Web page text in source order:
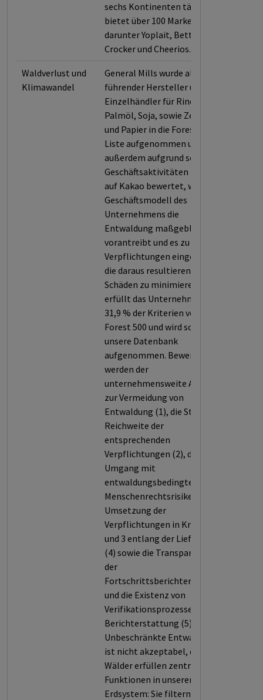
sechs Kontinenten tätig und
bietet über 100 Marken an,
darunter Yoplait, Betty
Crocker und Cheerios.
Waldverlust und
Klimawandel
General Mills wurde als
führender Hersteller und
Einzelhändler für Rindfleisch,
Palmöl, Soja, sowie Zellstoff
und Papier in die Forest 500-
Liste aufgenommen und
außerdem aufgrund seiner
Geschäftsaktivitäten in Bezug
auf Kakao bewertet, weil das
Geschäftsmodell des
Unternehmens die
Entwaldung maßgeblich
vorantreibt und es zu geringe
Verpflichtungen eingeht, um
die daraus resultierenden
Schäden zu minimieren. So
erfüllt das Unternehmen nur
31,9 % der Kriterien von
Forest 500 und wird somit in
unsere Datenbank
aufgenommen. Bewertet
werden der
unternehmensweite Ansatz
zur Vermeidung von
Entwaldung (1), die Stärke und
Reichweite der
entsprechenden
Verpflichtungen (2), der
Umgang mit
entwaldungsbedingten
Menschenrechtsrisiken (3), die
Umsetzung der
Verpflichtungen in Kriterium 2
und 3 entlang der Lieferkette
(4) sowie die Transparenz bei
der
Fortschrittsberichterstattung
und die Existenz von
Verifikationsprozessen dieser
Berichterstattung (5).
Unbeschränkte Entwaldung
ist nicht akzeptabel, denn
Wälder erfüllen zentrale
Funktionen in unserem
Erdsystem: Sie filtern Luft und